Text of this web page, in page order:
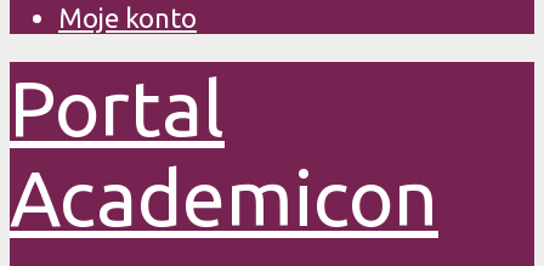
Moje konto
Portal
Academicon